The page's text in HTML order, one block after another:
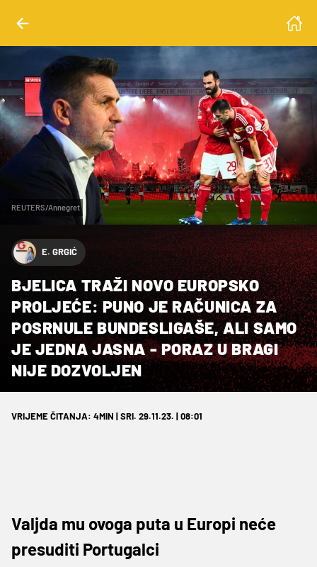
REUTERS/Annegret
E. GRGIĆ
BJELICA TRAŽI NOVO EUROPSKO
PROLJEĆE: PUNO JE RAČUNICA ZA
POSRNULE BUNDESLIGAŠE, ALI SAMO
JE JEDNA JASNA - PORAZ U BRAGI
NIJE DOZVOLJEN
VRIJEME ČITANJA: 4MIN | SRI. 29.11.23. | 08:01
Valjda mu ovoga puta u Europi neće
presuditi Portugalci